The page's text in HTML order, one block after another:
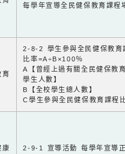
每學年宣導全民健保教育課程
育
2-8-2 學生參與全民健保教育
比率=A÷B×100％
A【曾經上過有關全民健保教
學生人數】
B【全校學生總人數】
C學生參與全民健保教育課程
康
2-9-1 宣導活動 每學年宣導